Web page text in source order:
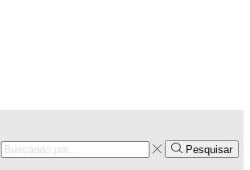
Pesquisar